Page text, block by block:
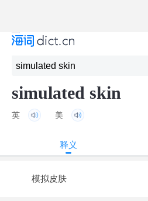
simulated skin
英 美
释义
模拟皮肤